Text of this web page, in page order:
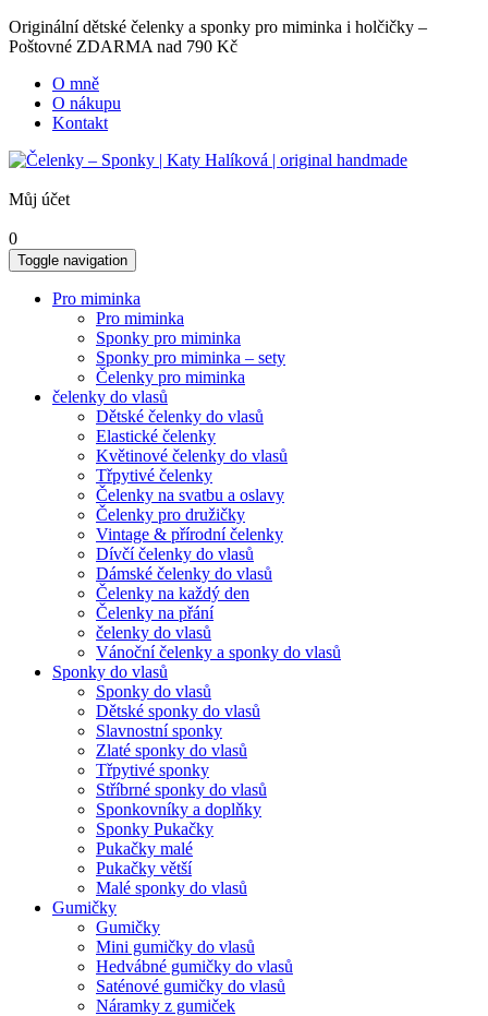
Originální dětské čelenky a sponky pro miminka i holčičky –
Poštovné ZDARMA nad 790 Kč
O mně
O nákupu
Kontakt
Můj účet
0
Toggle navigation
Pro miminka
Pro miminka
Sponky pro miminka
Sponky pro miminka – sety
Čelenky pro miminka
čelenky do vlasů
Dětské čelenky do vlasů
Elastické čelenky
Květinové čelenky do vlasů
Třpytivé čelenky
Čelenky na svatbu a oslavy
Čelenky pro družičky
Vintage & přírodní čelenky
Dívčí čelenky do vlasů
Dámské čelenky do vlasů
Čelenky na každý den
Čelenky na přání
čelenky do vlasů
Vánoční čelenky a sponky do vlasů
Sponky do vlasů
Sponky do vlasů
Dětské sponky do vlasů
Slavnostní sponky
Zlaté sponky do vlasů
Třpytivé sponky
Stříbrné sponky do vlasů
Sponkovníky a doplňky
Sponky Pukačky
Pukačky malé
Pukačky větší
Malé sponky do vlasů
Gumičky
Gumičky
Mini gumičky do vlasů
Hedvábné gumičky do vlasů
Saténové gumičky do vlasů
Náramky z gumiček